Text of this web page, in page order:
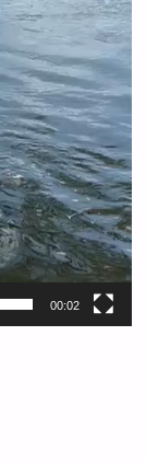
00:02